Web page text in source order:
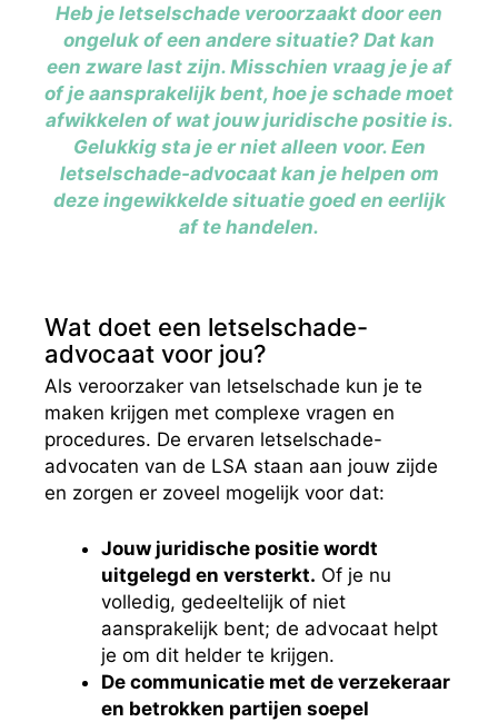
Heb je letselschade veroorzaakt door een
ongeluk of een andere situatie? Dat kan
een zware last zijn. Misschien vraag je je af
of je aansprakelijk bent, hoe je schade moet
afwikkelen of wat jouw juridische positie is.
Gelukkig sta je er niet alleen voor. Een
letselschade-advocaat kan je helpen om
deze ingewikkelde situatie goed en eerlijk
af te handelen.
Wat doet een letselschade-
advocaat voor jou?
Als veroorzaker van letselschade kun je te
maken krijgen met complexe vragen en
procedures. De ervaren letselschade-
advocaten van de LSA staan aan jouw zijde
en zorgen er zoveel mogelijk voor dat:
Jouw juridische positie wordt
uitgelegd en versterkt. Of je nu
volledig, gedeeltelijk of niet
aansprakelijk bent; de advocaat helpt
je om dit helder te krijgen.
De communicatie met de verzekeraar
en betrokken partijen soepel